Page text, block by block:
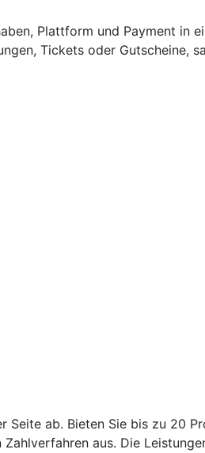
Plattform und Payment in
Tickets oder Gutscheine,
ab. Bieten Sie bis zu 20
aus. Die